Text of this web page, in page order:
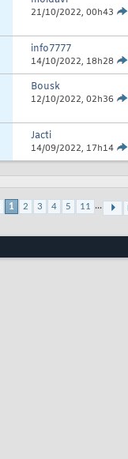
21/10/2022, 00h43
info7777
14/10/2022, 18h28
Bousk
12/10/2022, 02h36
Jacti
14/09/2022, 17h14
1 2 3 4 5 11 ...